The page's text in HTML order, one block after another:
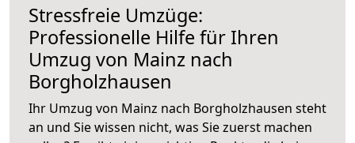
Stressfreie Umzüge:
Professionelle Hilfe für Ihren
Umzug von Mainz nach
Borgholzhausen
Ihr Umzug von Mainz nach Borgholzhausen steht
an und Sie wissen nicht, was Sie zuerst machen